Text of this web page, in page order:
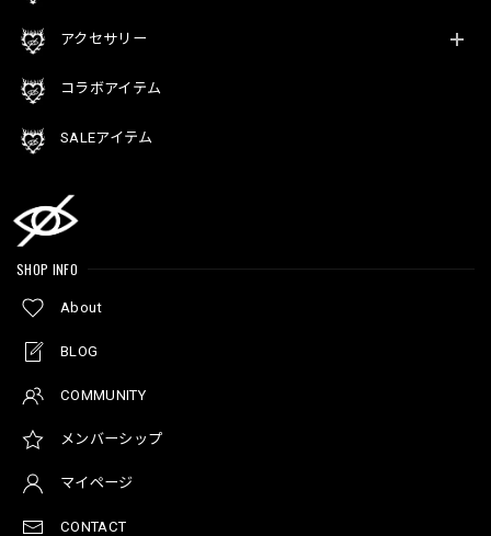
アクセサリー
コラボアイテム
SALEアイテム
SHOP INFO
About
BLOG
COMMUNITY
メンバーシップ
マイページ
CONTACT